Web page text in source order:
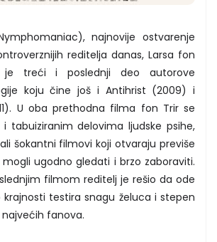
najnovije ostvarenje
reditelja danas, Larsa fon
je treći i poslednji deo autorove
koju čine još i Antihrist (2009) i
U oba prethodna filma fon Trir se
tabuiziranim delovima ljudske psihe,
šokantni filmovi koji otvaraju previše
ugodno gledati i brzo zaboraviti.
filmom reditelj je rešio da ode
testira snagu želuca i stepen
fanova.